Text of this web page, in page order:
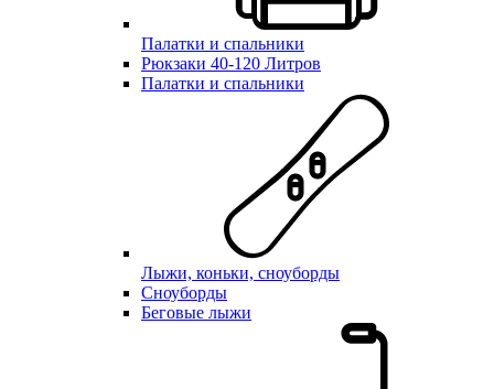
Палатки и спальники
Рюкзаки 40-120 Литров
Палатки и спальники
Лыжи, коньки, сноуборды
Сноуборды
Беговые лыжи